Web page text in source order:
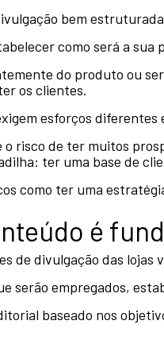
bem
como será a
do produto ou
os clientes.
esforços diferentes
o risco de ter muitos
ter uma base de
como ter uma
é
de divulgação das
serão empregados,
baseado nos